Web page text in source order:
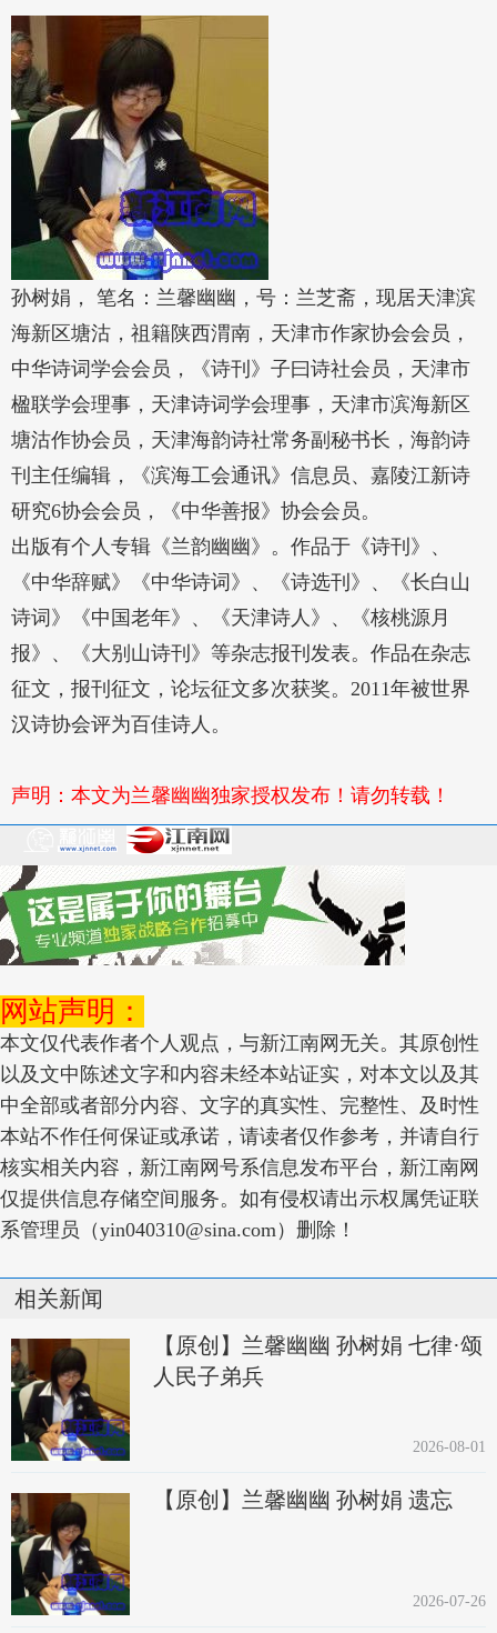
孙树娟， 笔名：兰馨幽幽，号：兰芝斋，现居天津滨
海新区塘沽，祖籍陕西渭南，天津市作家协会会员，
中华诗词学会会员，《诗刊》子曰诗社会员，天津市
楹联学会理事，天津诗词学会理事，天津市滨海新区
塘沽作协会员，天津海韵诗社常务副秘书长，海韵诗
刊主任编辑，《滨海工会通讯》信息员、嘉陵江新诗
研究6协会会员，《中华善报》协会会员。
出版有个人专辑《兰韵幽幽》。作品于《诗刊》、
《中华辞赋》《中华诗词》、《诗选刊》、《长白山
诗词》《中国老年》、《天津诗人》、《核桃源月
报》、《大别山诗刊》等杂志报刊发表。作品在杂志
征文，报刊征文，论坛征文多次获奖。2011年被世界
汉诗协会评为百佳诗人。
声明：本文为兰馨幽幽独家授权发布！请勿转载！
网站声明：
本文仅代表作者个人观点，与新江南网无关。其原创性
以及文中陈述文字和内容未经本站证实，对本文以及其
中全部或者部分内容、文字的真实性、完整性、及时性
本站不作任何保证或承诺，请读者仅作参考，并请自行
核实相关内容，新江南网号系信息发布平台，新江南网
仅提供信息存储空间服务。如有侵权请出示权属凭证联
系管理员（yin040310@sina.com）删除！
相关新闻
【原创】兰馨幽幽 孙树娟 七律·颂
人民子弟兵
2026-08-01
【原创】兰馨幽幽 孙树娟 遗忘
2026-07-26